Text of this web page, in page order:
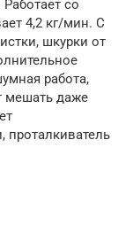
со
4,2 кг/мин. С
шкурки от
работа,
мешать даже